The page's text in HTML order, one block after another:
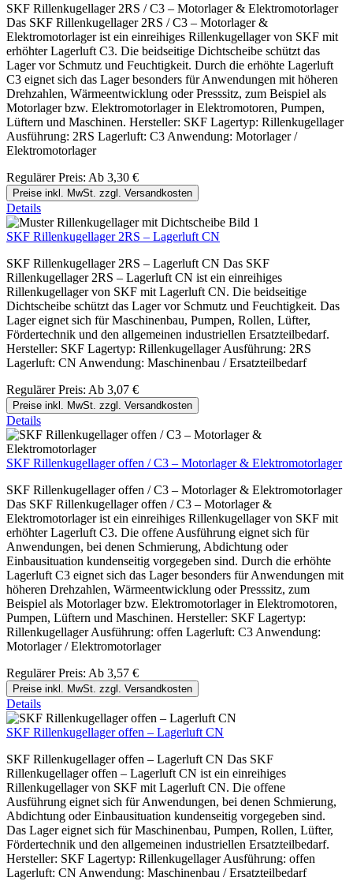
SKF Rillenkugellager 2RS / C3 – Motorlager & Elektromotorlager
Das SKF Rillenkugellager 2RS / C3 – Motorlager &
Elektromotorlager ist ein einreihiges Rillenkugellager von SKF mit
erhöhter Lagerluft C3. Die beidseitige Dichtscheibe schützt das
Lager vor Schmutz und Feuchtigkeit. Durch die erhöhte Lagerluft
C3 eignet sich das Lager besonders für Anwendungen mit höheren
Drehzahlen, Wärmeentwicklung oder Presssitz, zum Beispiel als
Motorlager bzw. Elektromotorlager in Elektromotoren, Pumpen,
Lüftern und Maschinen. Hersteller: SKF Lagertyp: Rillenkugellager
Ausführung: 2RS Lagerluft: C3 Anwendung: Motorlager /
Elektromotorlager
Regulärer Preis: Ab 3,30 €
Preise inkl. MwSt. zzgl. Versandkosten
Details
SKF Rillenkugellager 2RS – Lagerluft CN
SKF Rillenkugellager 2RS – Lagerluft CN Das SKF
Rillenkugellager 2RS – Lagerluft CN ist ein einreihiges
Rillenkugellager von SKF mit Lagerluft CN. Die beidseitige
Dichtscheibe schützt das Lager vor Schmutz und Feuchtigkeit. Das
Lager eignet sich für Maschinenbau, Pumpen, Rollen, Lüfter,
Fördertechnik und den allgemeinen industriellen Ersatzteilbedarf.
Hersteller: SKF Lagertyp: Rillenkugellager Ausführung: 2RS
Lagerluft: CN Anwendung: Maschinenbau / Ersatzteilbedarf
Regulärer Preis: Ab 3,07 €
Preise inkl. MwSt. zzgl. Versandkosten
Details
SKF Rillenkugellager offen / C3 – Motorlager & Elektromotorlager
SKF Rillenkugellager offen / C3 – Motorlager & Elektromotorlager
Das SKF Rillenkugellager offen / C3 – Motorlager &
Elektromotorlager ist ein einreihiges Rillenkugellager von SKF mit
erhöhter Lagerluft C3. Die offene Ausführung eignet sich für
Anwendungen, bei denen Schmierung, Abdichtung oder
Einbausituation kundenseitig vorgegeben sind. Durch die erhöhte
Lagerluft C3 eignet sich das Lager besonders für Anwendungen mit
höheren Drehzahlen, Wärmeentwicklung oder Presssitz, zum
Beispiel als Motorlager bzw. Elektromotorlager in Elektromotoren,
Pumpen, Lüftern und Maschinen. Hersteller: SKF Lagertyp:
Rillenkugellager Ausführung: offen Lagerluft: C3 Anwendung:
Motorlager / Elektromotorlager
Regulärer Preis: Ab 3,57 €
Preise inkl. MwSt. zzgl. Versandkosten
Details
SKF Rillenkugellager offen – Lagerluft CN
SKF Rillenkugellager offen – Lagerluft CN Das SKF
Rillenkugellager offen – Lagerluft CN ist ein einreihiges
Rillenkugellager von SKF mit Lagerluft CN. Die offene
Ausführung eignet sich für Anwendungen, bei denen Schmierung,
Abdichtung oder Einbausituation kundenseitig vorgegeben sind.
Das Lager eignet sich für Maschinenbau, Pumpen, Rollen, Lüfter,
Fördertechnik und den allgemeinen industriellen Ersatzteilbedarf.
Hersteller: SKF Lagertyp: Rillenkugellager Ausführung: offen
Lagerluft: CN Anwendung: Maschinenbau / Ersatzteilbedarf